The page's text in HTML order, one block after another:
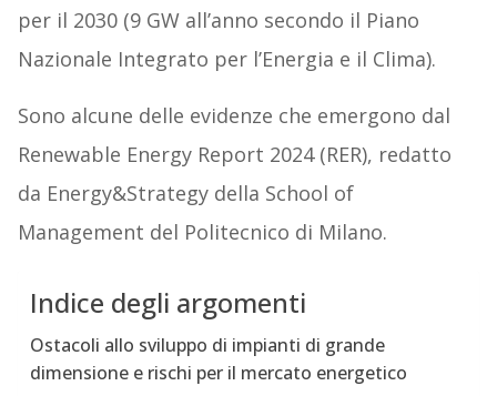
per il 2030 (9 GW all’anno secondo il Piano
Nazionale Integrato per l’Energia e il Clima).
Sono alcune delle evidenze che emergono dal
Renewable Energy Report 2024 (RER), redatto
da Energy&Strategy della School of
Management del Politecnico di Milano.
Indice degli argomenti
Ostacoli allo sviluppo di impianti di grande
dimensione e rischi per il mercato energetico